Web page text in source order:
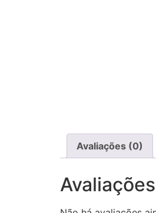
Avaliações (0)
Avaliações